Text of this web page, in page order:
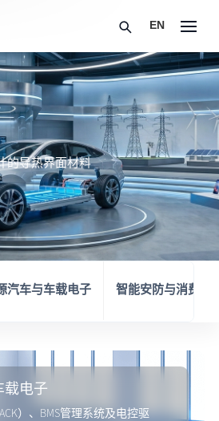
EN
的导热界面材料
汽车与车载电子 智能安防与消费电
载电子
）、BMS管理系统及电控驱